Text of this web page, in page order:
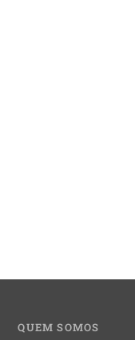
QUEM SOMOS